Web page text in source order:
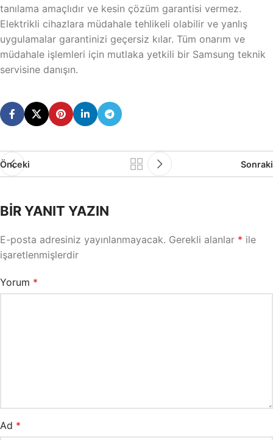
tanılama amaçlıdır ve kesin çözüm garantisi vermez.
Elektrikli cihazlara müdahale tehlikeli olabilir ve yanlış
uygulamalar garantinizi geçersiz kılar. Tüm onarım ve
müdahale işlemleri için mutlaka yetkili bir Samsung teknik
servisine danışın.
Önceki Sonraki
BIR YANIT YAZIN
E-posta adresiniz yayınlanmayacak. Gerekli alanlar * ile
işaretlenmişlerdir
Yorum *
Ad *